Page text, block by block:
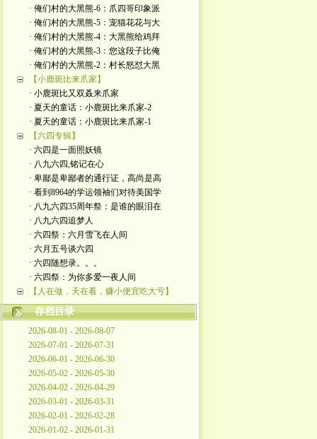
· 俺们村的大黑熊-6：爪四哥印象派
· 俺们村的大黑熊-5：宠猫花花与大
· 俺们村的大黑熊-4：大黑熊给鸡拜
· 俺们村的大黑熊-3：您这段子比俺
· 俺们村的大黑熊-2：村长怒怼大黑
【小鹿斑比来爪家】
· 小鹿斑比又双叒来爪家
· 夏天的童话：小鹿斑比来爪家-2
· 夏天的童话：小鹿斑比来爪家-1
【六四专辑】
· 六四是一面照妖镜
· 八九六四,铭记在心
· 卑鄙是卑鄙者的通行证，高尚是高
· 看到8964的学运领袖们对待美国学
· 八九六四35周年祭：是谁的眼泪在
· 八九六四追梦人
· 六四祭：六月雪飞在人间
· 六月五号谈六四
· 六四随想录。。。
· 六四祭：为你多爱一夜人间
【人在做，天在看，赚小便宜吃大亏】
存档目录
2026-08-01 - 2026-08-07
2026-07-01 - 2026-07-31
2026-06-01 - 2026-06-30
2026-05-02 - 2026-05-30
2026-04-02 - 2026-04-29
2026-03-01 - 2026-03-31
2026-02-01 - 2026-02-28
2026-01-02 - 2026-01-31